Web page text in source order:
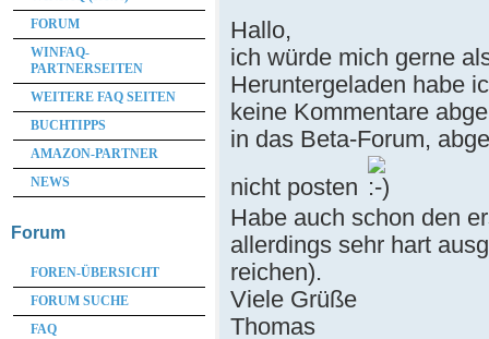
Hallo,
ich würde mich gerne
Heruntergeladen habe
keine Kommentare
in das Beta-Forum,
nicht posten
Habe auch schon den
allerdings sehr hart
reichen).
Viele Grüße
Thomas
FORUM
WINFAQ-
PARTNERSEITEN
WEITERE FAQ SEITEN
BUCHTIPPS
AMAZON-PARTNER
NEWS
Forum
FOREN-ÜBERSICHT
FORUM SUCHE
FAQ